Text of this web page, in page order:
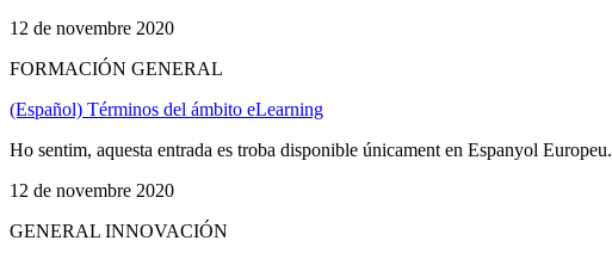
12 de novembre 2020
FORMACIÓN GENERAL
(Español) Términos del ámbito eLearning
Ho sentim, aquesta entrada es troba disponible únicament en Espanyol Europeu.
12 de novembre 2020
GENERAL INNOVACIÓN